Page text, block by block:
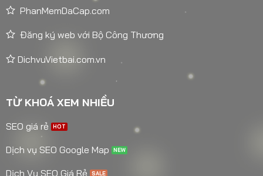
PhanMemDaCap.com
Đăng ký web với Bộ Công Thương
DichvuVietbai.com.vn
TỪ KHOÁ XEM NHIỀU
SEO giá rẻ
Dịch vụ SEO Google Map
Dịch Vụ SEO Giá Rẻ